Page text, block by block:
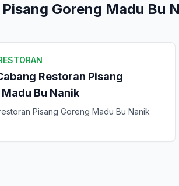
Goreng Madu Bu
Restoran Pisang
Bu Nanik
Pisang Goreng Madu Bu Nanik
Kirim Ulasan